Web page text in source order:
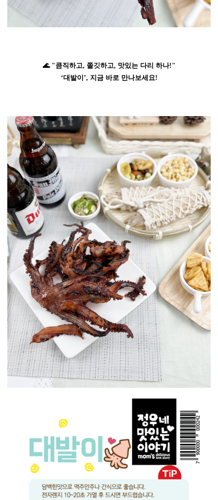
🌊 "큼직하고, 쫄깃하고, 맛있는 다리 하나!"
‘대발이’, 지금 바로 만나보세요!